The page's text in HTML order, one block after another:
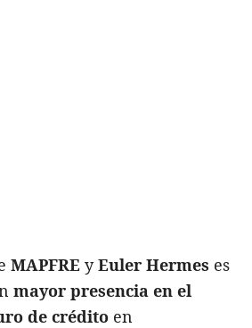
MAPFRE yEuler Hermes es
mayor presencia en el
de crédito en